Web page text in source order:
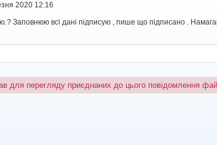
2020 12:16
Заповнюю всі дані підписую , пише що підписано .
для перегляду приєднаних до цього повідомлення